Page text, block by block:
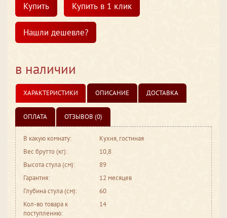
Купить
Купить в 1 клик
Нашли дешевле?
в наличии
ХАРАКТЕРИСТИКИ ОПИСАНИЕ ДОСТАВКА
ОПЛАТА ОТЗЫВОВ (0)
В какую комнату:
Кухня, гостиная
Вес брутто (кг):
10,8
Высота стула (см):
89
Гарантия:
12 месяцев
Глубина стула (см):
60
Кол-во товара к
поступлению:
14